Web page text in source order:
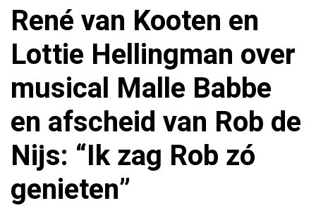
René van Kooten en
Lottie Hellingman over
musical Malle Babbe
en afscheid van Rob de
Nijs: “Ik zag Rob zó
genieten”